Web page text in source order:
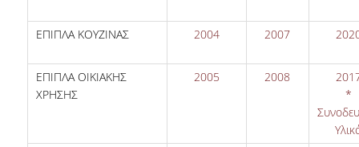
ΕΠΙΠΛΑ ΚΟΥΖΙΝΑΣ 2004 2007
ΕΠΙΠΛΑ ΟΙΚΙΑΚΗΣ
ΧΡΗΣΗΣ
2005 2008
*